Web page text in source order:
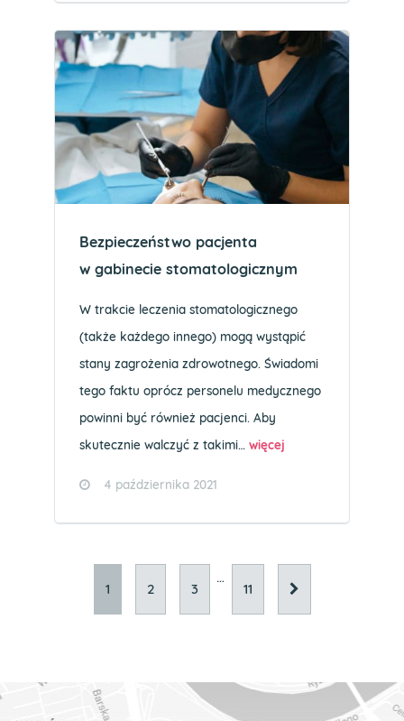
Bezpieczeństwo pacjenta
w gabinecie stomatologicznym
W trakcie leczenia stomatologicznego
(także każdego innego) mogą wystąpić
stany zagrożenia zdrowotnego. Świadomi
tego faktu oprócz personelu medycznego
powinni być również pacjenci. Aby
skutecznie walczyć z takimi… więcej
4 października 2021
1 2 3
…
11